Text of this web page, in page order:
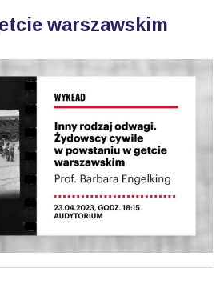
warszawskim